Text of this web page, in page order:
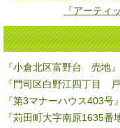
『アーティ
『小倉北区富野台 売地
『門司区白野江四丁目
『第3マナーハウス403号
『苅田町大字南原1635